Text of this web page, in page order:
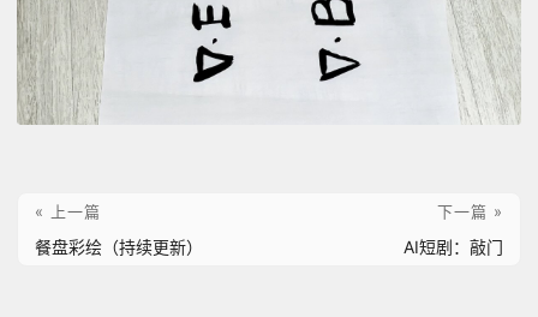
« 上一篇
餐盘彩绘（持续更新）
下一篇 »
AI短剧：敲门